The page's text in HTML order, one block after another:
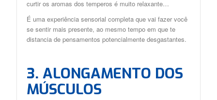
curtir os aromas dos temperos é muito relaxante…
É uma experiência sensorial completa que vai fazer você
se sentir mais presente, ao mesmo tempo em que te
distancia de pensamentos potencialmente desgastantes.
3. ALONGAMENTO DOS
MÚSCULOS